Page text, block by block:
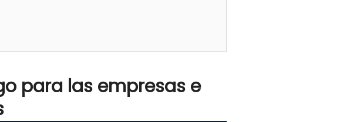
para las empresas e